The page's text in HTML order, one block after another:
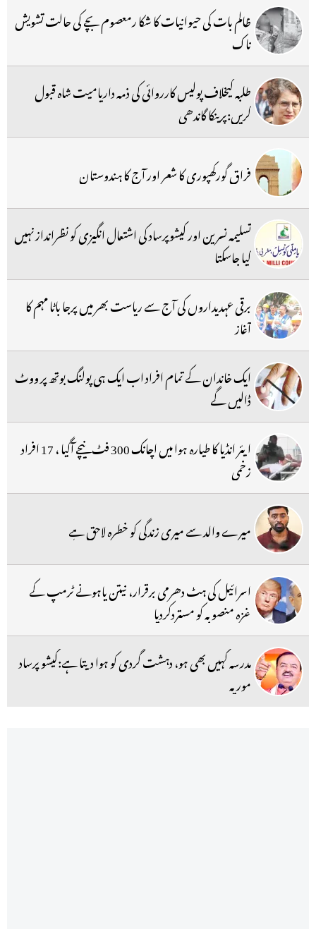
ظالم بات کی حیوانیات کا شکا رمعصوم بچے کی حالت تشویش
ناک
طلبہ کیخلاف پولیس کارروائی کی ذمہ داریامیت شاہ قبول
کریں:پرینکا گاندھی
فراق گورکھپوری کا شعر اور آج کا ہندوستان
تسلیمہ نسرین اور کیشوپرساد کی اشتعال انگیزی کو نظرانداز نہیں
کیا جاسکتا
برقی عہدیداروں کی آج سے ریاست بھر میں پرجا باٹا مہم کا
آغاز
ایک خاندان کے تمام افراد اب ایک ہی پولنگ بوتھ پر ووٹ
ڈالیں گے
ایئر انڈیا کا طیارہ ہوا میں اچانک 300 فٹ نیچے آگیا ، 17 افراد
زخمی
میرے والد سے میری زندگی کو خطرہ لاحق ہے
اسرائیل کی ہٹ دھرمی برقرار، نیتن یاہونے ٹرمپ کے
غزہ منصوبہ کو مستردکردیا
مدرسہ کہیں بھی ہو، دہشت گردی کو ہوا دیتا ہے:کیشو پرساد
موریہ